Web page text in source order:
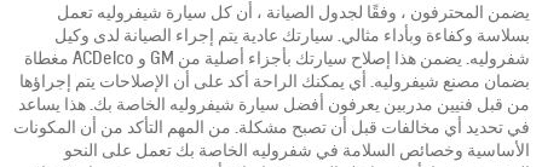
يضمن المحترفون ، وفقًا لجدول الصيانة ، أن كل سيارة شيفروليه تعمل
بسلاسة وكفاءة وبأداء مثالي. سيارتك عادية يتم إجراء الصيانة لدى وكيل
شفروليه. يضمن هذا إصلاح سيارتك بأجزاء أصلية من GM و ACDelco مغطاة
بضمان مصنع شيفروليه. أي يمكنك الراحة أكد على أن الإصلاحات يتم إجراؤها
من قبل فنيين مدربين يعرفون أفضل سيارة شيفروليه الخاصة بك. هذا يساعد
في تحديد أي مخالفات قبل أن تصبح مشكلة. من المهم التأكد من أن المكونات
الأساسية وخصائص السلامة في شفروليه الخاصة بك تعمل على النحو